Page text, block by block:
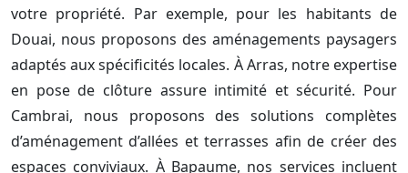
votre propriété. Par exemple, pour les habitants de
Douai, nous proposons des aménagements paysagers
adaptés aux spécificités locales. À Arras, notre expertise
en pose de clôture assure intimité et sécurité. Pour
Cambrai, nous proposons des solutions complètes
d’aménagement d’allées et terrasses afin de créer des
espaces conviviaux. À Bapaume, nos services incluent